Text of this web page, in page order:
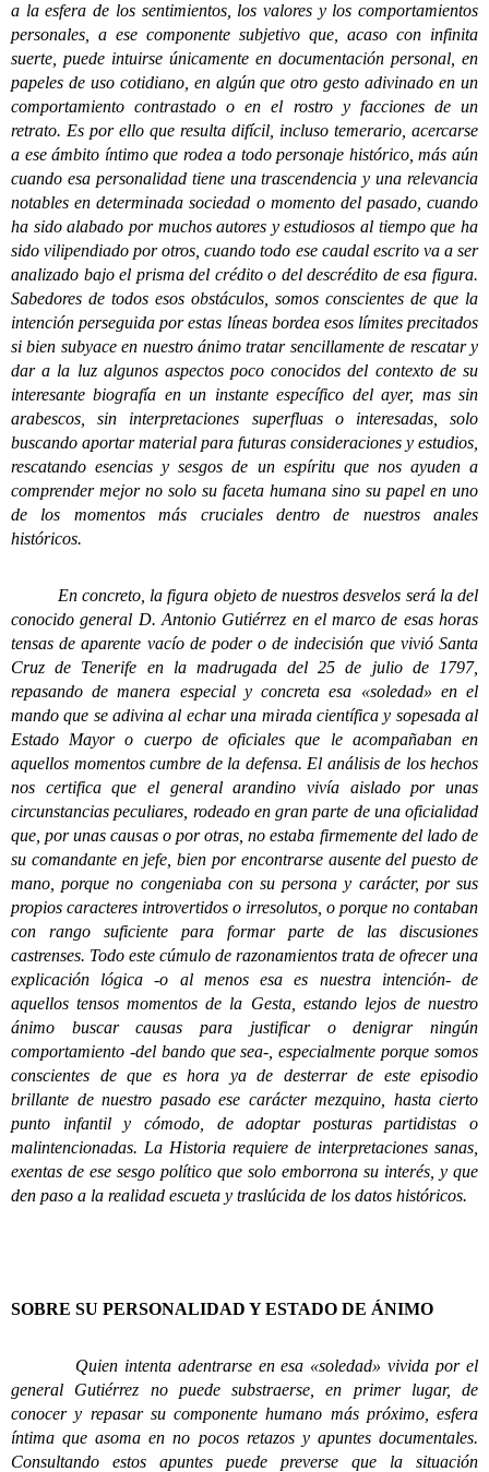
a la esfera de los sentimientos, los valores y los comportamientos
personales, a ese componente subjetivo que, acaso con infinita
suerte, puede intuirse únicamente en documentación personal, en
papeles de uso cotidiano, en algún que otro gesto adivinado en un
comportamiento contrastado o en el rostro y facciones de un
retrato. Es por ello que resulta difícil, incluso temerario, acercarse
a ese ámbito íntimo que rodea a todo personaje histórico, más aún
cuando esa personalidad tiene una trascendencia y una relevancia
notables en determinada sociedad o momento del pasado, cuando
ha sido alabado por muchos autores y estudiosos al tiempo que ha
sido vilipendiado por otros, cuando todo ese caudal escrito va a ser
analizado bajo el prisma del crédito o del descrédito de esa figura.
Sabedores de todos esos obstáculos, somos conscientes de que la
intención perseguida por estas líneas bordea esos límites precitados
si bien subyace en nuestro ánimo tratar sencillamente de rescatar y
dar a la luz algunos aspectos poco conocidos del contexto de su
interesante biografía en un instante específico del ayer, mas sin
arabescos, sin interpretaciones superfluas o interesadas, solo
buscando aportar material para futuras consideraciones y estudios,
rescatando esencias y sesgos de un espíritu que nos ayuden a
comprender mejor no solo su faceta humana sino su papel en uno
de los momentos más cruciales dentro de nuestros anales
históricos.
En concreto, la figura objeto de nuestros desvelos será la del
conocido general D. Antonio Gutiérrez en el marco de esas horas
tensas de aparente vacío de poder o de indecisión que vivió Santa
Cruz de Tenerife en la madrugada del 25 de julio de 1797,
repasando de manera especial y concreta esa «soledad» en el
mando que se adivina al echar una mirada científica y sopesada al
Estado Mayor o cuerpo de oficiales que le acompañaban en
aquellos momentos cumbre de la defensa. El análisis de los hechos
nos certifica que el general arandino vivía aislado por unas
circunstancias peculiares, rodeado en gran parte de una oficialidad
que, por unas causas o por otras, no estaba firmemente del lado de
su comandante en jefe, bien por encontrarse ausente del puesto de
mano, porque no congeniaba con su persona y carácter, por sus
propios caracteres introvertidos o irresolutos, o porque no contaban
con rango suficiente para formar parte de las discusiones
castrenses. Todo este cúmulo de razonamientos trata de ofrecer una
explicación lógica -o al menos esa es nuestra intención- de
aquellos tensos momentos de la Gesta, estando lejos de nuestro
ánimo buscar causas para justificar o denigrar ningún
comportamiento -del bando que sea-, especialmente porque somos
conscientes de que es hora ya de desterrar de este episodio
brillante de nuestro pasado ese carácter mezquino, hasta cierto
punto infantil y cómodo, de adoptar posturas partidistas o
malintencionadas. La Historia requiere de interpretaciones sanas,
exentas de ese sesgo político que solo emborrona su interés, y que
den paso a la realidad escueta y traslúcida de los datos históricos.
SOBRE SU PERSONALIDAD Y ESTADO DE ÁNIMO
Quien intenta adentrarse en esa «soledad» vivida por el
general Gutiérrez no puede substraerse, en primer lugar, de
conocer y repasar su componente humano más próximo, esfera
íntima que asoma en no pocos retazos y apuntes documentales.
Consultando estos apuntes puede preverse que la situación